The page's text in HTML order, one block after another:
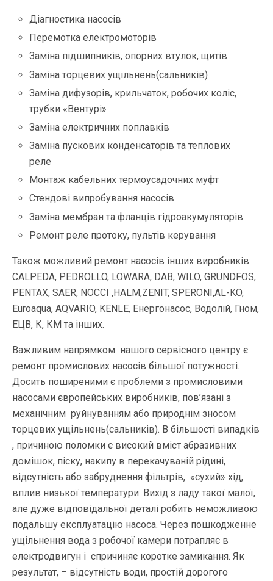
Діагностика насосів
Перемотка електромоторів
Заміна підшипників, опорних втулок, щитів
Заміна торцевих ущільнень(сальників)
Заміна дифузорів, крильчаток, робочих коліс,
трубки «Вентурі»
Заміна електричних поплавків
Заміна пускових конденсаторів та теплових
реле
Монтаж кабельних термоусадочних муфт
Стендові випробування насосів
Заміна мембран та фланців гідроакумуляторів
Ремонт реле протоку, пультів керування
Також можливий ремонт насосів інших виробників:
CALPEDA, PEDROLLO, LOWARA, DAB, WILO, GRUNDFOS,
PENTAX, SAER, NOCCI ,HALM,ZENIT, SPERONI,AL-KO,
Euroaqua, AQVARIO, KENLE, Енергонасос, Водолій, Гном,
ЕЦВ, К, КМ та інших.
Важливим напрямком нашого сервісного центру є
ремонт промислових насосів більшої потужності.
Досить поширеними є проблеми з промисловими
насосами європейських виробників, пов’язані з
механічним руйнуванням або природнім зносом
торцевих ущільнень(сальників). В більшості випадків
, причиною поломки є високий вміст абразивних
домішок, піску, накипу в перекачуваній рідині,
відсутність або забруднення фільтрів, «сухий» хід,
вплив низької температури. Вихід з ладу такої малої,
але дуже відповідальної деталі робить неможливою
подальшу експлуатацію насоса. Через пошкодженне
ущільнення вода з робочої камери потрапляє в
електродвигун і спричиняє коротке замикання. Як
результат, – відсутність води, простій дорогого